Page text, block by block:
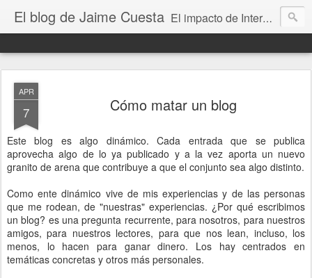
El blog de Jaime Cuesta El impacto de Internet en la sociedad visto con mis propios ojos
APR
7 Cómo matar un blog
Este blog es algo dinámico. Cada entrada que se publica
aprovecha algo de lo ya publicado y a la vez aporta un nuevo
granito de arena que contribuye a que el conjunto sea algo distinto.
Como ente dinámico vive de mis experiencias y de las personas
que me rodean, de "nuestras" experiencias. ¿Por qué escribimos
un blog? es una pregunta recurrente, para nosotros, para nuestros
amigos, para nuestros lectores, para que nos lean, incluso, los
menos, lo hacen para ganar dinero. Los hay centrados en
temáticas concretas y otros más personales.